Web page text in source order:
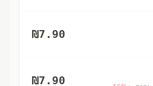
₪7.90
₪7.90